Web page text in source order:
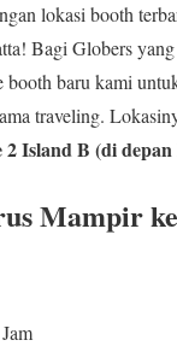
lokasi booth
Bagi Globers
booth baru kami
traveling.
2 Island B (di
Mampir